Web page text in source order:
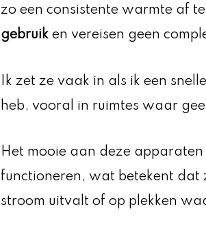
zo een consistente warmte af
gebruik en vereisen geen
Ik zet ze vaak in als ik een
heb, vooral in ruimtes waar
Het mooie aan deze
functioneren, wat betekent dat
stroom uitvalt of op plekken